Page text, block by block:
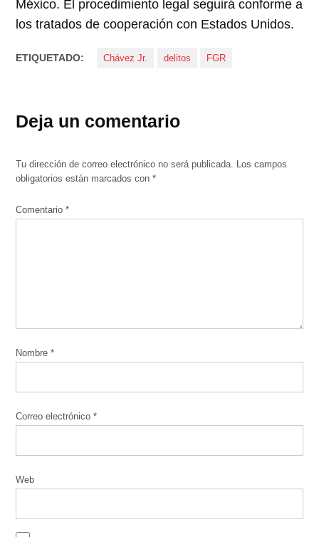
México. El procedimiento legal seguirá conforme a
los tratados de cooperación con Estados Unidos.
ETIQUETADO: Chávez Jr. delitos FGR
Deja un comentario
Tu dirección de correo electrónico no será publicada. Los campos
obligatorios están marcados con*
Comentario*
Nombre*
Correo electrónico*
Web